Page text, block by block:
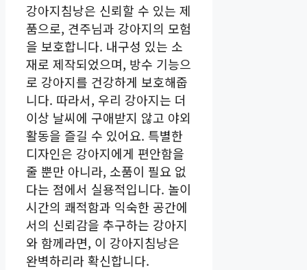
강아지침낭은 신뢰할 수 있는 제
품으로, 견주님과 강아지의 모험
을 보호합니다. 내구성 있는 소
재로 제작되었으며, 방수 기능으
로 강아지를 건강하게 보호해줍
니다. 따라서, 우리 강아지는 더
이상 날씨에 구애받지 않고 야외
활동을 즐길 수 있어요. 특별한
디자인은 강아지에게 편안함을
줄 뿐만 아니라, 소품이 필요 없
다는 점에서 실용적입니다. 놀이
시간의 쾌적함과 익숙한 공간에
서의 신뢰감을 추구하는 강아지
와 함께라면, 이 강아지침낭은
완벽하리라 확신합니다.